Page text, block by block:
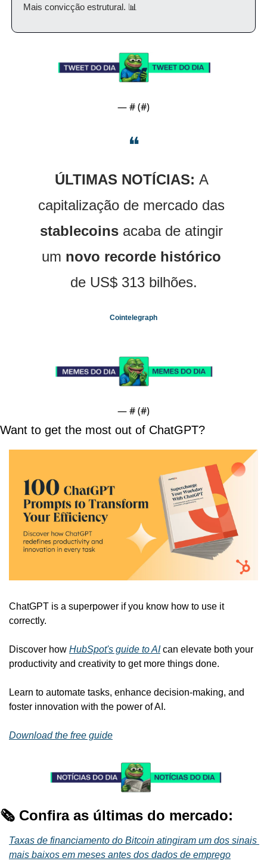
Mais convicção estrutural. 📊
— # (#)
❝
ÚLTIMAS NOTÍCIAS: A
stablecoins acaba de atingir
um novo recorde histórico
de US$ 313 bilhões.
Cointelegraph
— # (#)
Want to get the most out of ChatGPT?
ChatGPT is a superpower if you know how to use it
correctly.
Discover how HubSpot's guide to AI can elevate both your
productivity and creativity to get more things done.
Learn to automate tasks, enhance decision-making, and
foster innovation with the power of AI.
Download the free guide
🗞️ Confira as últimas do mercado:
Taxas de financiamento do Bitcoin atingiram um dos sinais
mais baixos em meses antes dos dados de emprego